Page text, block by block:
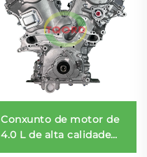
Conxunto de motor de
4.0 L de alta calidade
1900031M50